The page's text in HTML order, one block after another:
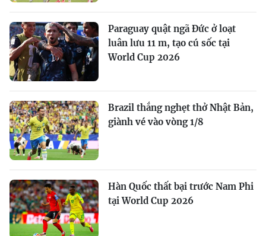
Paraguay quật ngã Đức ở loạt
luân lưu 11 m, tạo cú sốc tại
World Cup 2026
Brazil thắng nghẹt thở Nhật Bản,
giành vé vào vòng 1/8
Hàn Quốc thất bại trước Nam Phi
tại World Cup 2026